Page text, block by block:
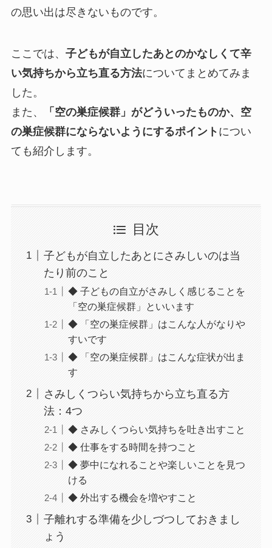
の思い出は尽きないものです。
ここでは、 子どもが自立したあとのかなしくて辛
い気持ちから立ち直る方法についてまとめてみま
した。
また、
「空の巣症候群」がどういったものか、空
の巣症候群にならないようにするポイント につい
ても紹介します。
目次
子どもが自立したあとにさみしいのは当
たり前のこと
◆ 子どもの自立がさみしく感じることを
「空の巣症候群」といいます
◆ 「空の巣症候群」はこんな人がなりや
すいです
◆ 「空の巣症候群」はこんな症状が出ま
す
さみしくつらい気持ちから立ち直る方
法：4つ
◆ さみしくつらい気持ちを吐き出すこと
◆ 仕事をする時間を持つこと
◆ 夢中になれることや楽しいことを見つ
ける
◆ 外出する機会を増やすこと
子離れする準備を少しづつしておきまし
ょう